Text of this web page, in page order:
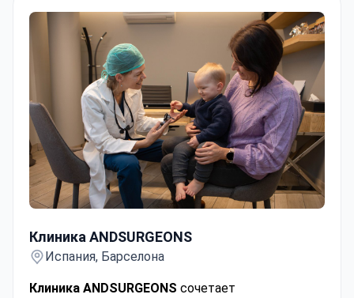
Клиника ANDSURGEONS
Испания, Барселона
Клиника ANDSURGEONS сочетает